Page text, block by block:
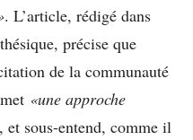
. L’article, rédigé dans
précise que
de la communauté
«une approche
, et sous-entend, comme il